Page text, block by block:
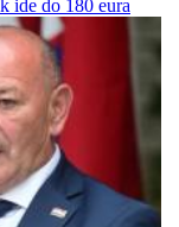
ide do 180 eura